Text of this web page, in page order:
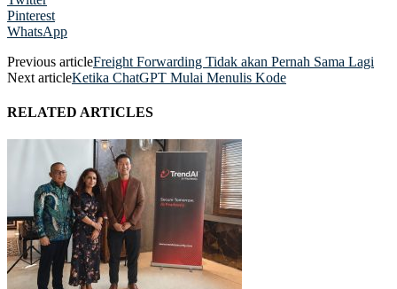
Pinterest
WhatsApp
Previous articleFreight Forwarding Tidak akan Pernah Sama Lagi
Next articleKetika ChatGPT Mulai Menulis Kode
RELATED ARTICLES